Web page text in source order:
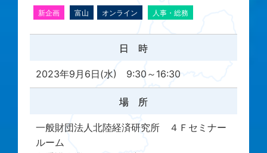
新企画 富山 オンライン 人事・総務
日 時
2023年9月6日(水) 9:30～16:30
場 所
一般財団法人北陸経済研究所 ４Ｆセミナー
ルーム